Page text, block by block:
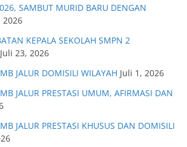
SAMBUT MURID BARU DENGAN
2026
KEPALA SEKOLAH SMPN 2
Juli 23, 2026
JALUR DOMISILI WILAYAH Juli 1, 2026
JALUR PRESTASI UMUM, AFIRMASI DAN
JALUR PRESTASI KHUSUS DAN DOMISILI